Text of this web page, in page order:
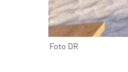
Foto DR